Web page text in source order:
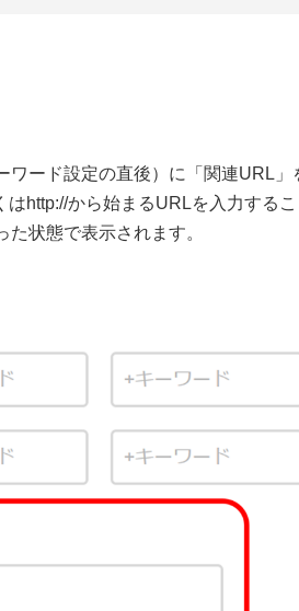
ード設定の直後）に「関連URL」
http://から始まるURLを入力するこ
状態で表示されます。